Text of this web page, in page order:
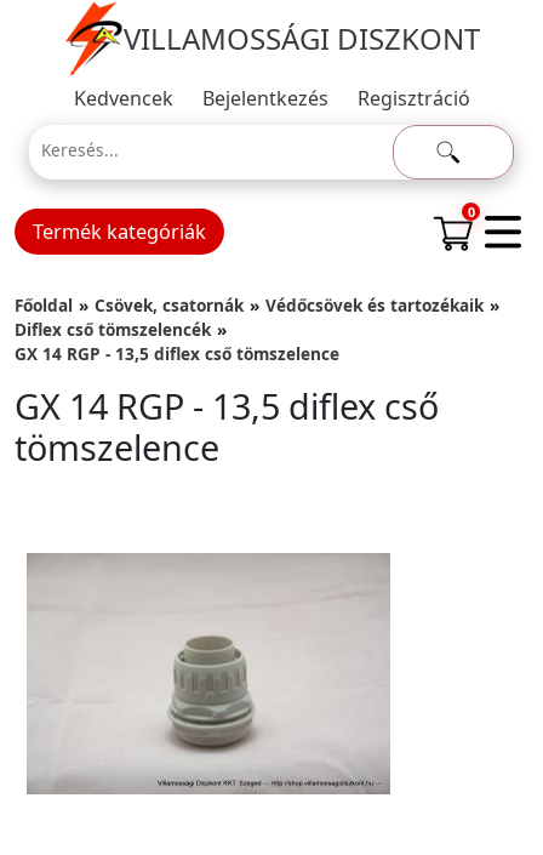
VILLAMOSSÁGI DISZKONT
Kedvencek Bejelentkezés Regisztráció
Termék kategóriák
0
Főoldal Csövek, csatornák
Védőcsövek és tartozékaik
Diflex cső tömszelencék
GX 14 RGP - 13,5 diflex cső tömszelence
GX 14 RGP - 13,5 diflex cső
tömszelence